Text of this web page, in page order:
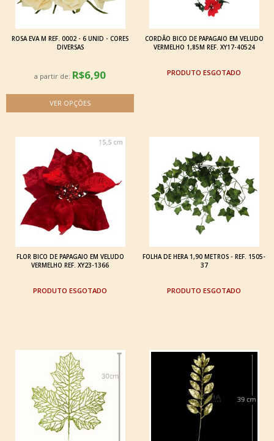
ROSA EVA M REF. 0002 - 6 UNID - CORES
DIVERSAS
a partir de: R$6,90
CORDÃO BICO DE PAPAGAIO EM VELUDO
VERMELHO 1,85M REF. XY17-40524
ESGOTADO
FLOR BICO DE PAPAGAIO EM VELUDO
VERMELHO REF. XY23-1366
ESGOTADO
FOLHA DE HERA 1,90 METROS - REF. 1505-
37
ESGOTADO